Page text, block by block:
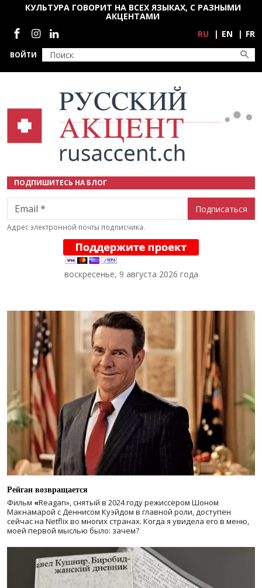
Перейти к основному содержанию
ВОЙТИ
КУЛЬТУРА ГОВОРИТ НА ВСЕХ ЯЗЫКАХ, С РАЗНЫМИ
АКЦЕНТАМИ
Социальные сети
RU EN FR
ПОДПИШИТЕСЬ НА БЛОГ
Email
Адрес электронной почты подписчика.
воскресенье, 9 августа 2026 года
Рейган возвращается
Фильм «Reagan», снятый в 2024 годурежиссером Шоном
Макнамарой с Деннисом Куэйдом в главной роли, доступен
сейчас на Netflix во многих странах. Когда я увидела его в меню,
моей первой мыслью было: зачем?